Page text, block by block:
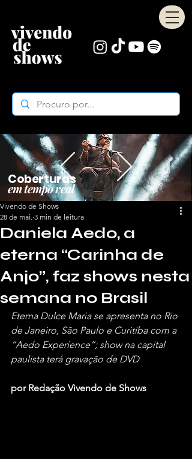
Coberturas
em tempo real
Daniela Aedo, a
eterna “Carinha de
Anjo”, faz shows nesta
semana no Brasil
Vivendo de Shows
28 de mai. 3 min de leitura
Eterna Dulce Maria se apresenta no Rio
de Janeiro, São Paulo e Curitiba com a
“Aedo Experience”; show na capital
paulista terá gravação de DVD
por Redação Vivendo de Shows